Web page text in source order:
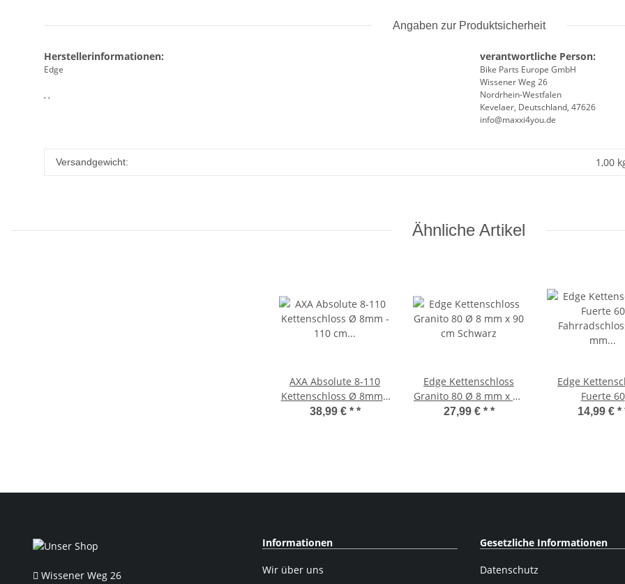
Angaben zur Produktsicherheit
Herstellerinformationen:
Edge
, ,
verantwortliche Person:
Bike Parts Europe GmbH
Wissener Weg 26
Nordrhein-Westfalen
Kevelaer, Deutschland, 47626
info@maxxi4you.de
Versandgewicht: 1,00
Ähnliche Artikel
AXA Absolute 8-110
Kettenschloss Ø 8mm -
110 cm länge
38,99 € * *
Edge Kettenschloss
Granito 80 Ø 8 mm x 90
cm Schwarz
27,99 € * *
Edge
Fuerte 60
Fahrradschloss
14,99 € *
Wissener Weg 26
Informationen
Wir über uns
Gesetzliche Informationen
Datenschutz